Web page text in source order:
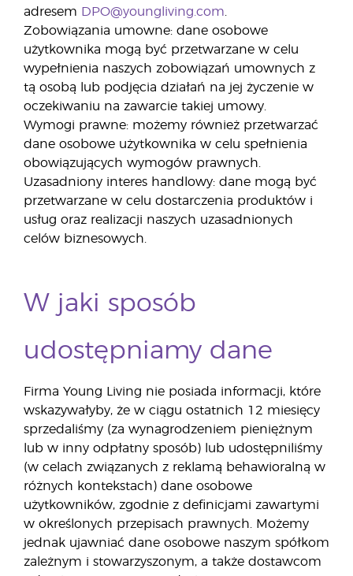
adresem DPO@youngliving.com
Zobowiązania umowne: dane osobowe
użytkownika mogą być przetwarzane w celu
wypełnienia naszych zobowiązań umownych z
tą osobą lub podjęcia działań na jej życzenie w
oczekiwaniu na zawarcie takiej umowy.
Wymogi prawne: możemy również przetwarzać
dane osobowe użytkownika w celu spełnienia
obowiązujących wymogów prawnych.
Uzasadniony interes handlowy: dane mogą być
przetwarzane w celu dostarczenia produktów i
usług oraz realizacji naszych uzasadnionych
celów biznesowych.
W jaki sposób
udostępniamy dane
Firma Young Living nie posiada informacji, które
wskazywałyby, że w ciągu ostatnich 12 miesięcy
sprzedaliśmy (za wynagrodzeniem pieniężnym
lub w inny odpłatny sposób) lub udostępniliśmy
(w celach związanych z reklamą behawioralną w
różnych kontekstach) dane osobowe
użytkowników, zgodnie z definicjami zawartymi
w określonych przepisach prawnych. Możemy
jednak ujawniać dane osobowe naszym spółkom
zależnym i stowarzyszonym, a także dostawcom